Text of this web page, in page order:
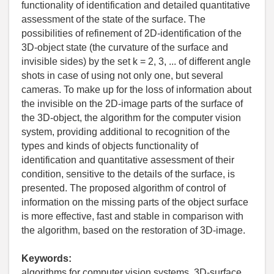
functionality of identification and detailed quantitative
assessment of the state of the surface. The
possibilities of refinement of 2D-identification of the
3D-object state (the curvature of the surface and
invisible sides) by the set k = 2, 3, ... of different angle
shots in case of using not only one, but several
cameras. To make up for the loss of information about
the invisible on the 2D-image parts of the surface of
the 3D-object, the algorithm for the computer vision
system, providing additional to recognition of the
types and kinds of objects functionality of
identification and quantitative assessment of their
condition, sensitive to the details of the surface, is
presented. The proposed algorithm of control of
information on the missing parts of the object surface
is more effective, fast and stable in comparison with
the algorithm, based on the restoration of 3D-image.
Keywords: